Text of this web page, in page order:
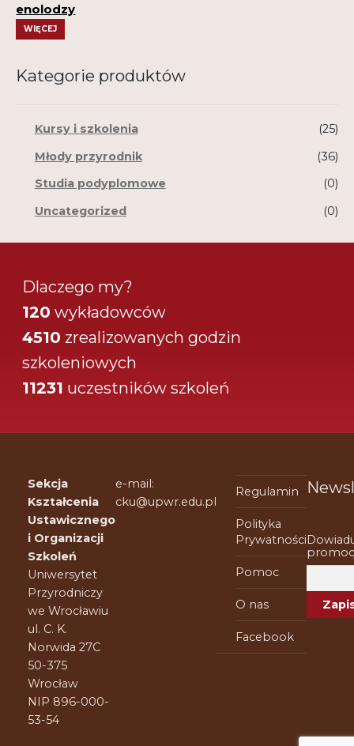
enolodzy
WIĘCEJ
Kategorie produktów
Kursy i szkolenia
(25)
Młody przyrodnik
(36)
Studia podyplomowe
(0)
Uncategorized
(0)
Dlaczego my?
120 wykładowców
4510 zrealizowanych godzin
szkoleniowych
11231 uczestników szkoleń
Sekcja
Kształcenia
Ustawicznego
i Organizacji
Szkoleń
Uniwersytet
Przyrodniczy
we Wrocławiu
ul. C. K.
Norwida 27C
50-375
Wrocław
NIP 896-000-
53-54
e-mail:
cku@upwr.edu.pl
Regulamin
Polityka
Prywatności
Pomoc
O nas
Facebook